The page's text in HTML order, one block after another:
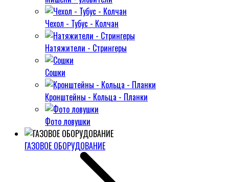
Чехол - Тубус - Колчан
Натяжители - Стрингеры
Сошки
Кронштейны - Кольца - Планки
Фото ловушки
ГАЗОВОЕ ОБОРУДОВАНИЕ